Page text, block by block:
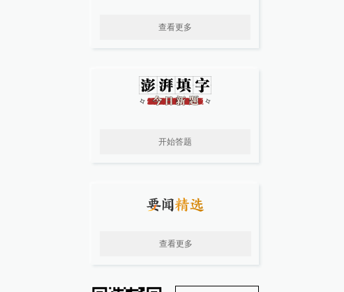
查看更多
开始答题
查看更多